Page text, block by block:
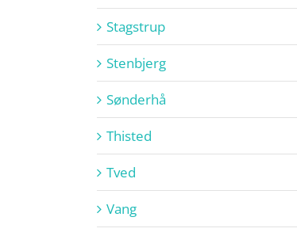
Stagstrup
Stenbjerg
Sønderhå
Thisted
Tved
Vang